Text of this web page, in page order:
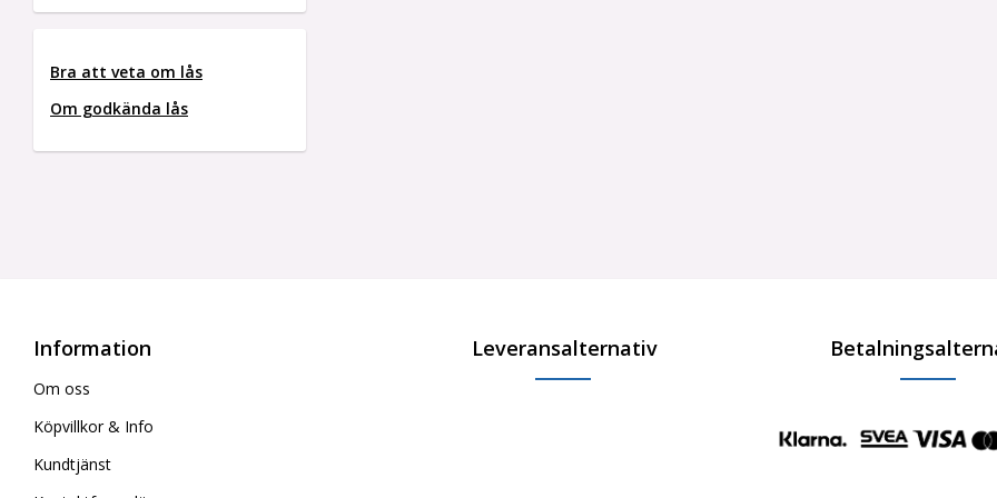
Bra att veta om lås
Om godkända lås
Information
Om oss
Köpvillkor & Info
Kundtjänst
Leveransalternativ